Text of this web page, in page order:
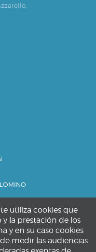
utiliza cookies que
la prestación de los
y en su caso cookies
medir las audiencias